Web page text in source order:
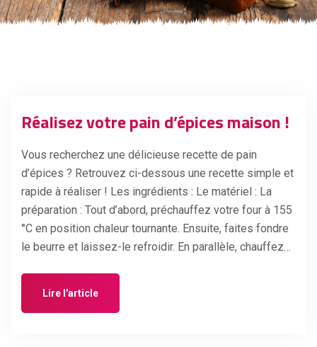
Réalisez votre pain d’épices maison !
Vous recherchez une délicieuse recette de pain
d’épices ? Retrouvez ci-dessous une recette simple et
rapide à réaliser ! Les ingrédients : Le matériel : La
préparation : Tout d’abord, préchauffez votre four à 155
°C en position chaleur tournante. Ensuite, faites fondre
le beurre et laissez-le refroidir. En parallèle, chauffez…
Lire l'article